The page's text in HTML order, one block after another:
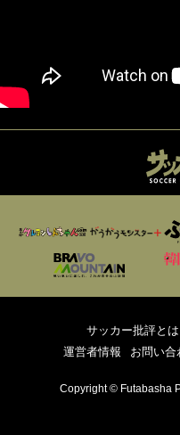
サッカー批評とは
運営者情報
お問い合
Copyright © Futabasha